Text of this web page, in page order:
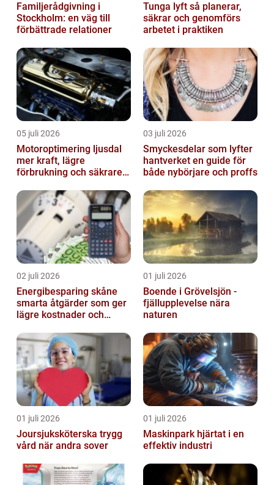
Familjerådgivning i
Stockholm: en väg till
förbättrade relationer
Tunga lyft så planerar,
säkrar och genomförs
arbetet i praktiken
05 juli 2026
Motoroptimering ljusdal
mer kraft, lägre
förbrukning och säkrare
03 juli 2026
Smyckesdelar som lyfter
hantverket en guide för
både nybörjare och proffs
02 juli 2026
Energibesparing skåne
smarta åtgärder som ger
lägre kostnader och
01 juli 2026
Boende i Grövelsjön -
fjällupplevelse nära
naturen
01 juli 2026
Joursjuksköterska trygg
vård när andra sover
01 juli 2026
Maskinpark hjärtat i en
effektiv industri